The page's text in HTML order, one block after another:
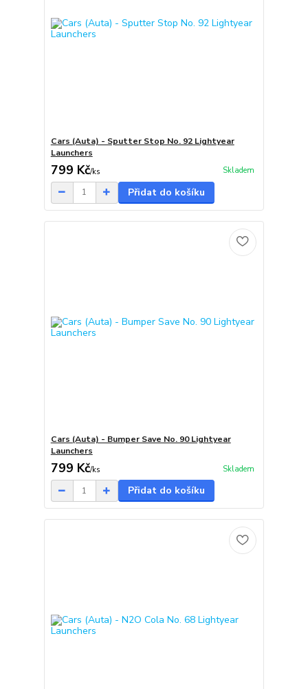
Cars (Auta) - Sputter Stop No. 92 Lightyear
Launchers
799 Kč/ks Skladem
Přidat do košíku
Cars (Auta) - Bumper Save No. 90 Lightyear
Launchers
799 Kč/ks Skladem
Přidat do košíku